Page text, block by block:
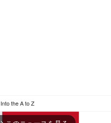
Into the A to Z